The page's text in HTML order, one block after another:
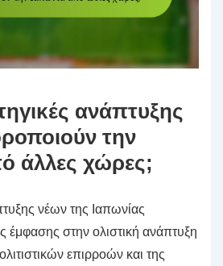
ανάπτυξης
την
άλλες χώρες;
νέων της Ιαπωνίας
έμφασης στην ολιστική ανάπτυξη
επιρροών και της